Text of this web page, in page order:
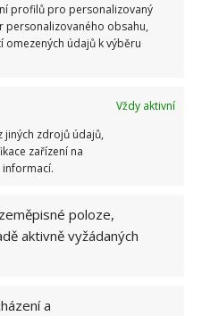
profilů pro personalizovaný
personalizovaného obsahu,
omezených údajů k výběru
Vždy aktivní
jiných zdrojů údajů,
zařízení na
informací.
poloze,
aktivně vyžádaných
a
který se bude
kdekoliv.